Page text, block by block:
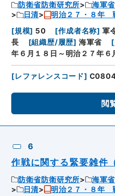
防衛省防衛研究所 海軍
日清
明治２７・８年
[規模] 50 [作成者名称] 軍
長
[組織歴/履歴] 海軍省 [
年６月１８日～明治２７年６
[レファレンスコード]
閲
6
作戦に関する緊要雑件
防衛省防衛研究所 海軍
日清
明治２７・８年